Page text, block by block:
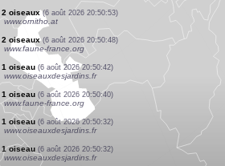
2 oiseaux (6 août 2026 20:51:24)
www.faune-france.org
1 oiseau (6 août 2026 20:51:24)
www.faune-france.org
2 oiseaux (6 août 2026 20:51:24)
www.faune-france.org
3 oiseaux (6 août 2026 20:51:24)
www.faune-france.org
1 oiseau (6 août 2026 20:51:21)
www.ornitho.de
1 oiseau (6 août 2026 20:51:11)
www.ornitho.de